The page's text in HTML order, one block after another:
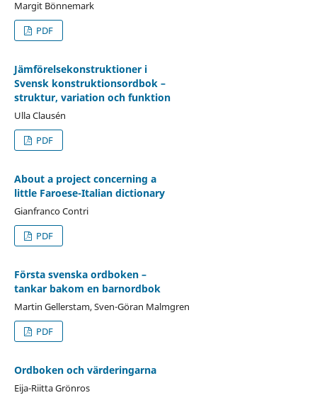
Margit Bönnemark
PDF
Jämförelsekonstruktioner i
Svensk konstruktionsordbok –
struktur, variation och funktion
Ulla Clausén
PDF
About a project concerning a
little Faroese-Italian dictionary
Gianfranco Contri
PDF
Första svenska ordboken –
tankar bakom en barnordbok
Martin Gellerstam, Sven-Göran Malmgren
PDF
Ordboken och värderingarna
Eija-Riitta Grönros